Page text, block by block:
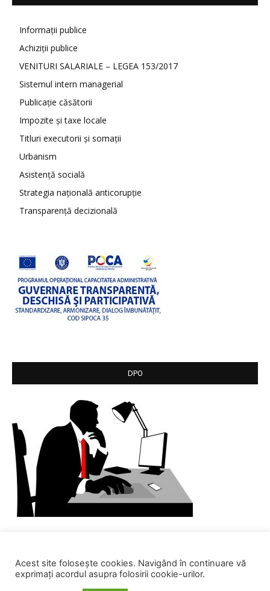
Informații publice
Achiziții publice
VENITURI SALARIALE – LEGEA 153/2017
Sistemul intern managerial
Publicație căsătorii
Impozite și taxe locale
Titluri executorii și somații
Urbanism
Asistență socială
Strategia națională anticorupție
Transparență decizională
DPO
Acest site folosește cookies. Navigând în continuare vă
exprimați acordul asupra folosirii cookie-urilor.